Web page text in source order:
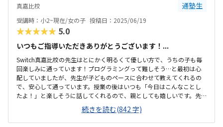
妹を遊ばせたりしています。ノートパソコンもたくさんあるので、学
ぶ環境として不足はないのかなと思います。パソコンを使うことがで
きるのでこのくらいの値段はするのかなと思います。安い...
真嘉比校 通塾生
受講時：小2~現在/女の子 投稿日：2025/06/19
★★★★★ 5.0
いつもご指導いただきありがとうございます！...
Switch真嘉比校の先生はとにかく明るくて優しい方で、うちの子も毎
回楽しみに通っています！プログラミングって難しそう…と最初は心
配していましたが、先生が子どものペースに合わせて教えてくれるの
で、安心して通っています。授業の後はいつも「今日はこんなことし
たよ！」と楽しそうに話してくれるので、親としても嬉しいです。先
生がしっかり子どもの個性を見てくれているのが伝わってきて、とて
もありがたいです。いつもありがとうございます。ただ教えるだけでな
く、考える力や発想力も育ててくれる内容で、学びながら自然と集中
続きを読む(842 字)